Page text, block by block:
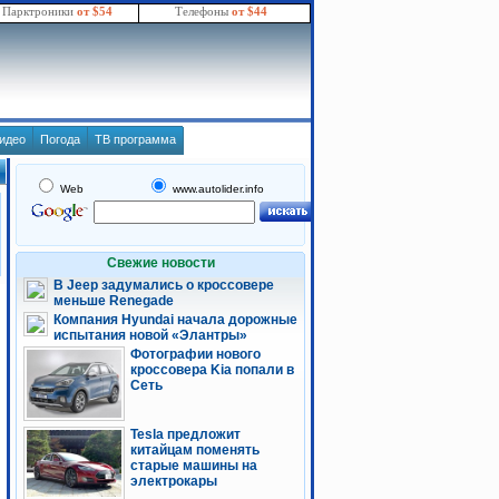
Парктроники от $54 Телефоны от $44
Погода ТВ программа
Web www.autolider.info
Свежие новости
В Jeep задумались о кроссовере
меньше Renegade
Компания Hyundai начала дорожные
испытания новой «Элантры»
Фотографии нового
кроссовера Kia попали в
Сеть
Tesla предложит
китайцам поменять
старые машины на
электрокары